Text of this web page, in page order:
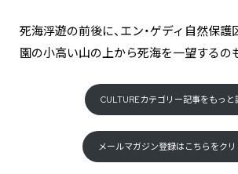
死海浮遊の前後に、エン・ゲディ自然保
園の小高い山の上から死海を一望するの
CULTUREカテゴリー記事をもっと
メールマガジン登録はこちらをクリ